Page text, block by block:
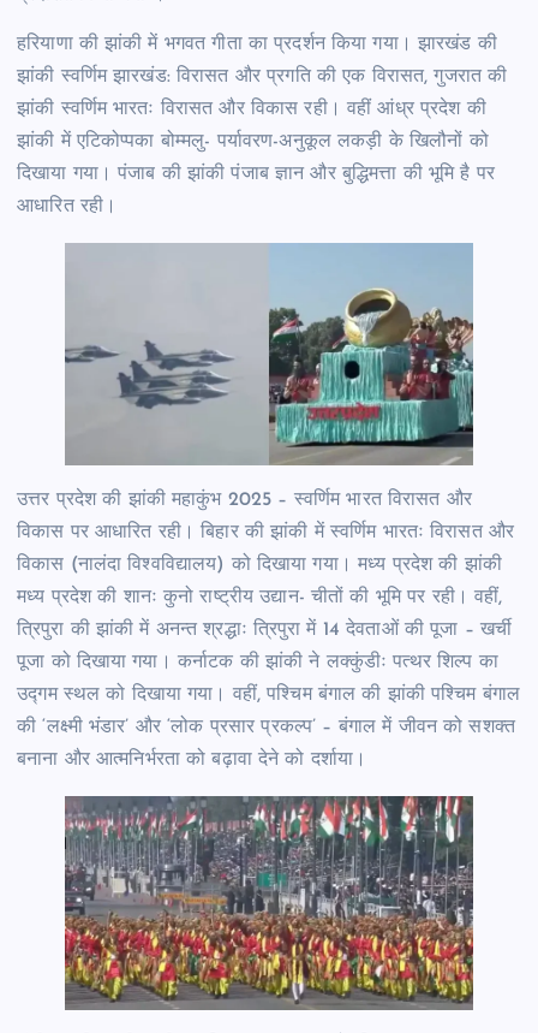
हरियाणा की झांकी में भगवत गीता का प्रदर्शन किया गया। झारखंड की
झांकी स्वर्णिम झारखंड: विरासत और प्रगति की एक विरासत, गुजरात की
झांकी स्वर्णिम भारतः विरासत और विकास रही। वहीं आंध्र प्रदेश की
झांकी में एटिकोप्पका बोम्मलु- पर्यावरण-अनुकूल लकड़ी के खिलौनों को
दिखाया गया। पंजाब की झांकी पंजाब ज्ञान और बुद्धिमत्ता की भूमि है पर
आधारित रही।
उत्तर प्रदेश की झांकी महाकुंभ 2025 – स्वर्णिम भारत विरासत और
विकास पर आधारित रही। बिहार की झांकी में स्वर्णिम भारतः विरासत और
विकास (नालंदा विश्वविद्यालय) को दिखाया गया। मध्य प्रदेश की झांकी
मध्य प्रदेश की शानः कुनो राष्ट्रीय उद्यान- चीतों की भूमि पर रही। वहीं,
त्रिपुरा की झांकी में अनन्त श्रद्धाः त्रिपुरा में 14 देवताओं की पूजा – खर्ची
पूजा को दिखाया गया। कर्नाटक की झांकी ने लक्कुंडीः पत्थर शिल्प का
उद्गम स्थल को दिखाया गया। वहीं, पश्चिम बंगाल की झांकी पश्चिम बंगाल
की ‘लक्ष्मी भंडार’ और ‘लोक प्रसार प्रकल्प’ – बंगाल में जीवन को सशक्त
बनाना और आत्मनिर्भरता को बढ़ावा देने को दर्शाया।